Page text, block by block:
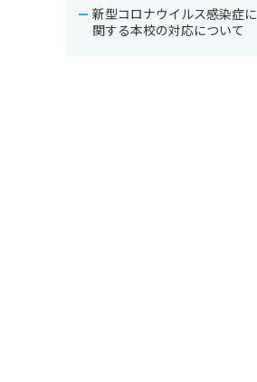
新型コロナウイルス感染症に
関する本校の対応について